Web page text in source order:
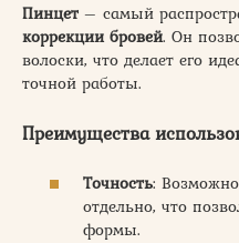
Пинцет – самый
коррекции бровей. Он
волоски, что делает его
точной работы.
Преимущества
Точность:
отдельно, что
формы.